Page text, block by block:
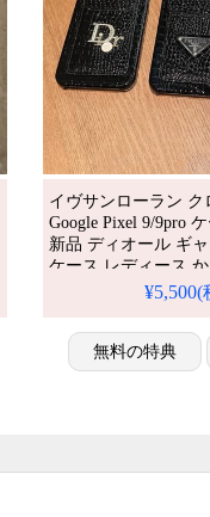
イヴサンローラン ク
Google Pixel 9/9pro
新品 ディオール ギャ
ケース レディース
ゴ PRADA iphone16/
¥5,500(
無料の特典